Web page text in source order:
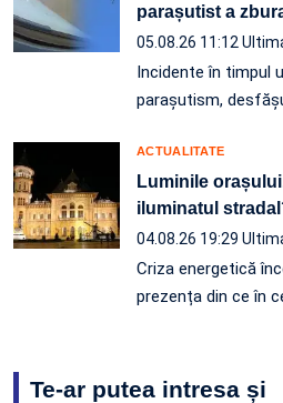
parașutist a
05.08.26 11:12
Incidente în timpul
parașutism,
ACTUALITATE
Luminile
iluminatul
04.08.26 19:29
Criza energetică
prezența din ce în
Te-ar putea intresa și